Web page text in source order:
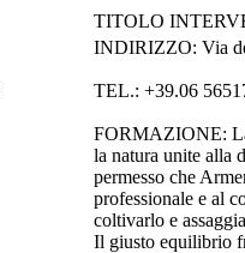
TITOLO
INDIRIZZO: Via
TEL.: +39.06
FORMAZIONE:
la natura unite alla
permesso che
professionale e al
coltivarlo e
Il giusto equilibrio